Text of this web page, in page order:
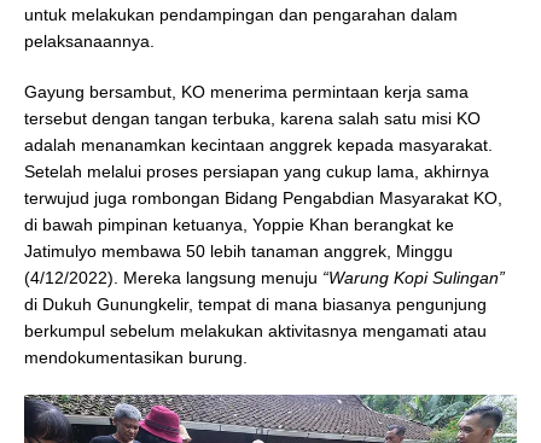
untuk melakukan pendampingan dan pengarahan dalam
pelaksanaannya.
Gayung bersambut, KO menerima permintaan kerja sama
tersebut dengan tangan terbuka, karena salah satu misi KO
adalah menanamkan kecintaan anggrek kepada masyarakat.
Setelah melalui proses persiapan yang cukup lama, akhirnya
terwujud juga rombongan Bidang Pengabdian Masyarakat KO,
di bawah pimpinan ketuanya, Yoppie Khan berangkat ke
Jatimulyo membawa 50 lebih tanaman anggrek, Minggu
(4/12/2022). Mereka langsung menuju “Warung Kopi Sulingan”
di Dukuh Gunungkelir, tempat di mana biasanya pengunjung
berkumpul sebelum melakukan aktivitasnya mengamati atau
mendokumentasikan burung.